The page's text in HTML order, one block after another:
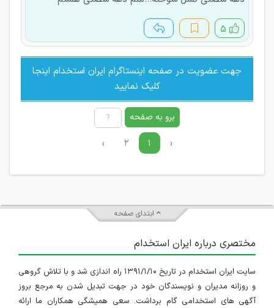
۵
جهت عضویت در صفحه اینستاگرام ایران استخدام اینجا
کلیک نمایید
برو به صفحه
‹ ۱ ۲ ›
ابتدای صفحه
مختصری درباره ایران استخدام
سایت ایران استخدام در تاریخ ۱۳۹۱/۱/۱۰ راه اندازی شد و با تلاش گروهی
و روزانه مدیران و نویسندگان خود در جهت تبدیل شدن به مرجع بروز
آگهی های استخدامی گام برداشت. سعی همیشگی همکاران ما ارائه